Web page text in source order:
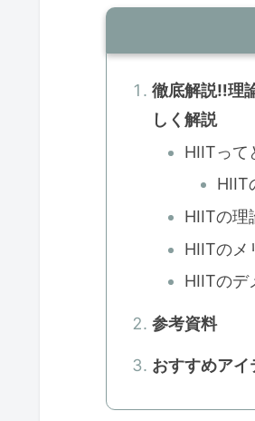
徹底解説‼理
しく解説
HIITって
HIIT
HIITの理
HIITのメ
HIITのデ
参考資料
おすすめアイ